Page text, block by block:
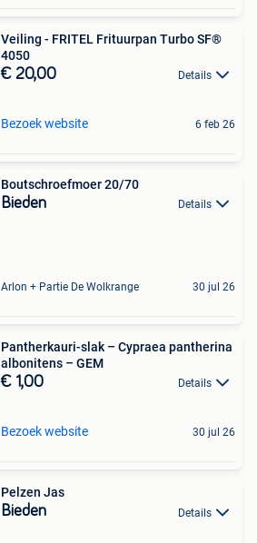
Veiling - FRITEL Frituurpan Turbo SF®
4050
€ 20,00 Details
Bezoek website 6 feb 26
Boutschroefmoer 20/70
Bieden Details
Arlon + Partie De Wolkrange 30 jul 26
Pantherkauri-slak – Cypraea pantherina
albonitens – GEM
€ 1,00 Details
Bezoek website 30 jul 26
Pelzen Jas
Bieden Details